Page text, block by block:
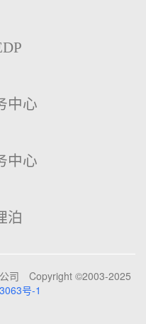
中心
中心
泊
司
Copyright ©2003-2025
号-1